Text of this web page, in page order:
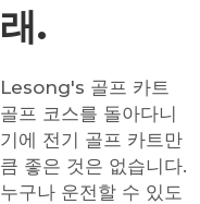
래.
Lesong's 골프 카트
골프 코스를 돌아다니
기에 전기 골프 카트만
큼 좋은 것은 없습니다.
누구나 운전할 수 있도